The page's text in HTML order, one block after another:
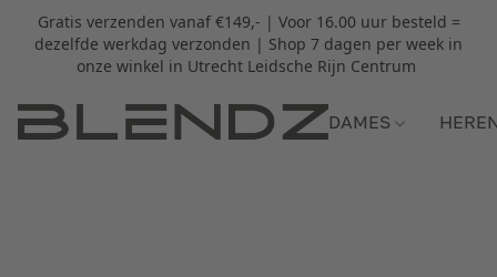
Gratis verzenden vanaf €149,- | Voor 16.00 uur besteld =
dezelfde werkdag verzonden | Shop 7 dagen per week in
onze winkel in Utrecht Leidsche Rijn Centrum
DAMES